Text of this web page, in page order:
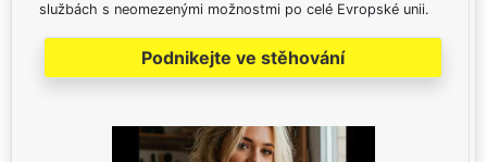
službách s neomezenými možnostmi po celé Evropské unii.
Podnikejte ve stěhování